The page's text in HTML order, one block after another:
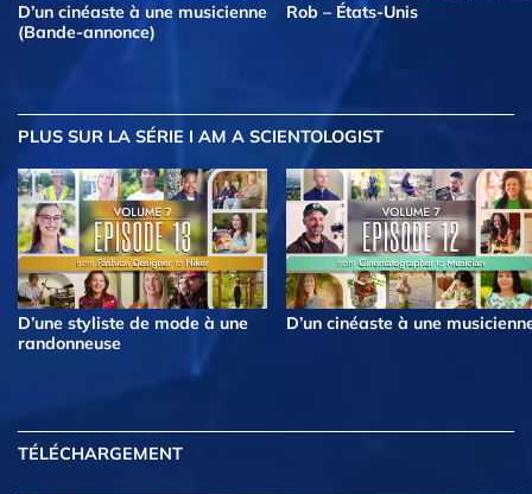
D’un cinéaste à une musicienne
(Bande-annonce)
Rob – États-Unis
PLUS SUR LA SÉRIE I AM A SCIENTOLOGIST
D’une styliste de mode à une
randonneuse
D’un cinéaste à une
TÉLÉCHARGEMENT